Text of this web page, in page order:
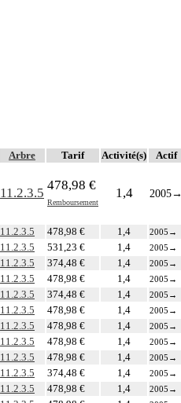
Arbre Tarif Activité(s) Actif
11.2.3.5
478,98 €
Remboursement
1,4 2005→
11.2.3.5 478,98 € 1,4 2005 →
11.2.3.5 531,23 € 1,4 2005 →
11.2.3.5 374,48 € 1,4 2005 →
11.2.3.5 478,98 € 1,4 2005 →
11.2.3.5 374,48 € 1,4 2005 →
11.2.3.5 478,98 € 1,4 2005 →
11.2.3.5 478,98 € 1,4 2005 →
11.2.3.5 478,98 € 1,4 2005 →
11.2.3.5 478,98 € 1,4 2005 →
11.2.3.5 374,48 € 1,4 2005 →
11.2.3.5 478,98 € 1,4 2005 →